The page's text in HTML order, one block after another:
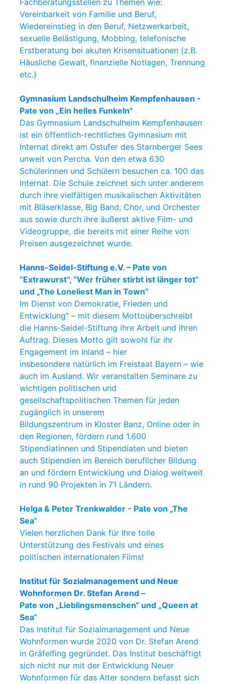
Fachberatungsstellen zu Themen wie:
Vereinbarkeit von Familie und Beruf,
Wiedereinstieg in den Beruf, Netzwerkarbeit,
sexuelle Belästigung, Mobbing, telefonische
Erstberatung bei akuten Krisensituationen (z.B.
Häusliche Gewalt, finanzielle Notlagen, Trennung
etc.)
Gymnasium Landschulheim Kempfenhausen -
Pate von „Ein helles Funkeln"
Das Gymnasium Landschulheim Kempfenhausen
ist ein öffentlich-rechtliches Gymnasium mit
Internat direkt am Ostufer des Starnberger Sees
unweit von Percha. Von den etwa 630
Schülerinnen und Schülern besuchen ca. 100 das
Internat. Die Schule zeichnet sich unter anderem
durch ihre vielfältigen musikalischen Aktivitäten
mit Bläserklasse, Big Band, Chor, und Orchester
aus sowie durch ihre äußerst aktive Film- und
Videogruppe, die bereits mit einer Reihe von
Preisen ausgezeichnet wurde.
Hanns-Seidel-Stiftung e.V. – Pate von
“Extrawurst”, “Wer früher stirbt ist länger tot”
und „The Loneliest Man in Town”
Im Dienst von Demokratie, Frieden und
Entwicklung" – mit diesem Mottoüberschreibt
die Hanns-Seidel-Stiftung ihre Arbeit und ihren
Auftrag. Dieses Motto gilt sowohl für ihr
Engagement im Inland – hier
insbesondere natürlich im Freistaat Bayern – wie
auch im Ausland. Wir veranstalten Seminare zu
wichtigen politischen und
gesellschaftspolitischen Themen für jeden
zugänglich in unserem
Bildungszentrum in Kloster Banz, Online oder in
den Regionen, fördern rund 1.600
Stipendiatinnen und Stipendiaten und bieten
auch Stipendien im Bereich beruflicher Bildung
an und fördern Entwicklung und Dialog weltweit
in rund 90 Projekten in 71 Ländern.
Helga & Peter Trenkwalder - Pate von „The
Sea“
Vielen herzlichen Dank für Ihre tolle
Unterstützung des Festivals und eines
politischen internationalen Films!
Institut für Sozialmanagement und Neue
Wohnformen Dr. Stefan Arend –
Pate von „Lieblingsmenschen“ und „Queen at
Sea“
Das Institut für Sozialmanagement und Neue
Wohnformen wurde 2020 von Dr. Stefan Arend
in Gräfelfing gegründet. Das Institut beschäftigt
sich nicht nur mit der Entwicklung Neuer
Wohnformen für das Alter sondern befasst sich